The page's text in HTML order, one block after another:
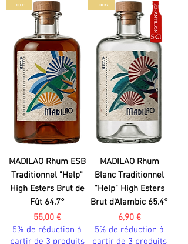
Laos
MADILAO Rhum ESB
Traditionnel "Help"
High Esters Brut de
Fût 64.7°
Prix
55,00 €
5% de réduction à
partir de 3 produits
Laos
MADILAO Rhum
Blanc Traditionnel
"Help" High Esters
Brut d'Alambic 65.4°
Prix
6,90 €
5% de réduction à
partir de 3 produits